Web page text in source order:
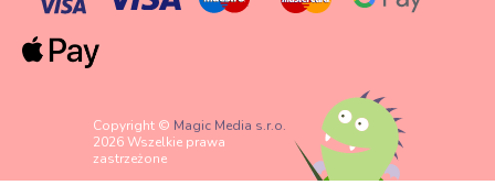
Copyright © Magic Media s.r.o.
2026 Wszelkie prawa
zastrzeżone